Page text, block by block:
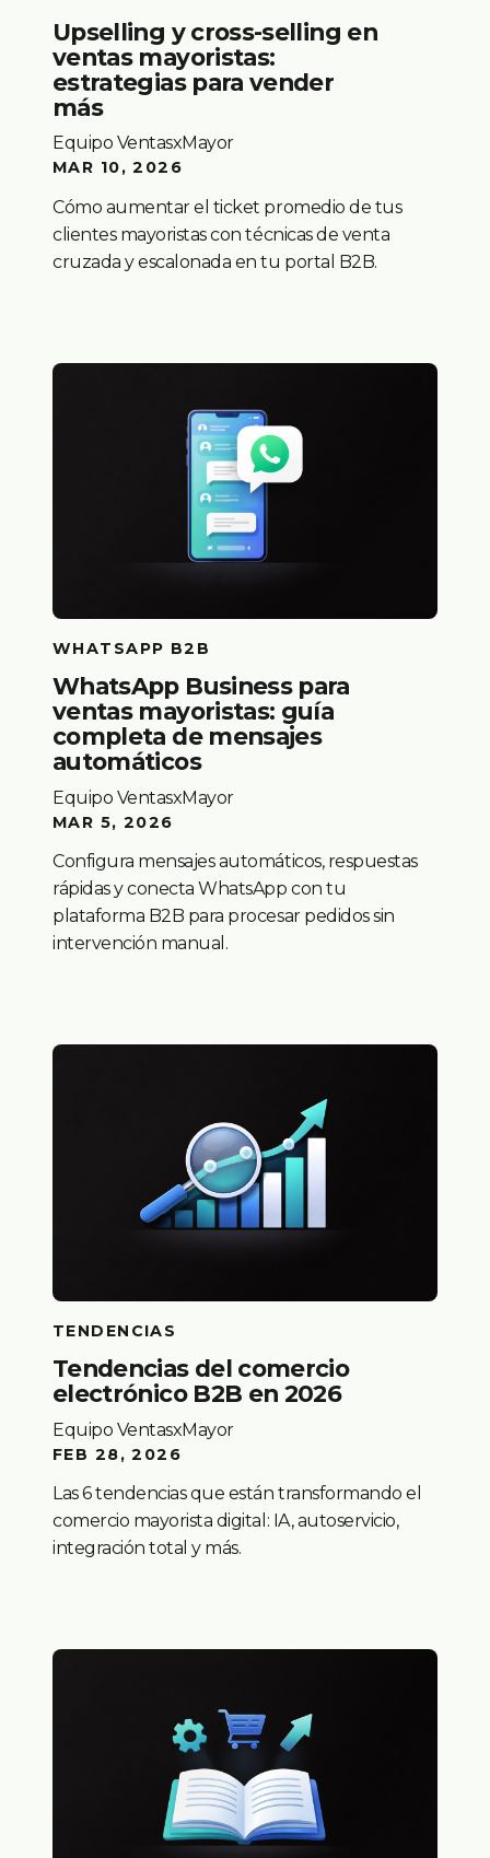
Upselling y cross-selling en
ventas mayoristas:
estrategias para vender
más
Equipo VentasxMayor
MAR 10, 2026
Cómo aumentar el ticket promedio de tus
clientes mayoristas con técnicas de venta
cruzada y escalonada en tu portal B2B.
WHATSAPP B2B
WhatsApp Business para
ventas mayoristas: guía
completa de mensajes
automáticos
Equipo VentasxMayor
MAR 5, 2026
Configura mensajes automáticos, respuestas
rápidas y conecta WhatsApp con tu
plataforma B2B para procesar pedidos sin
intervención manual.
TENDENCIAS
Tendencias del comercio
electrónico B2B en 2026
Equipo VentasxMayor
FEB 28, 2026
Las 6 tendencias que están transformando el
comercio mayorista digital: IA, autoservicio,
integración total y más.